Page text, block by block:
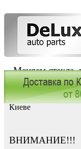
Меняем стекла,
Заказать установку
Киеве
ВНИМАНИЕ!!!